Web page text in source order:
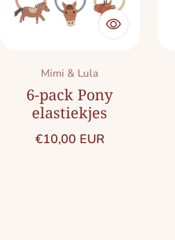
Merk:
Mimi & Lula
6-pack Pony
elastiekjes
Normale prijs
€10,00 EUR